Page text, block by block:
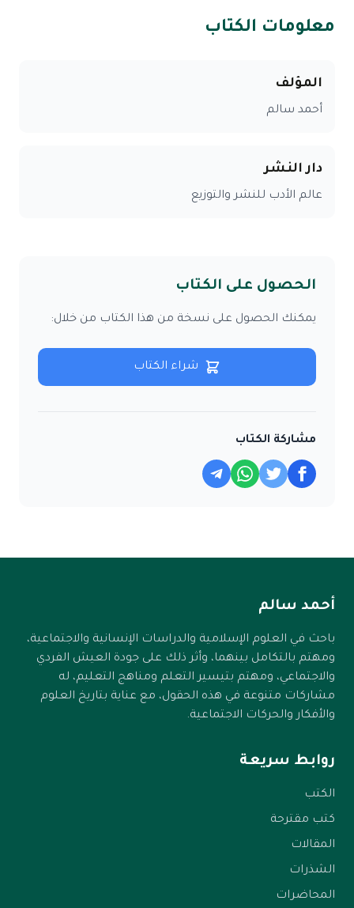
معلومات الكتاب
المؤلف
أحمد سالم
دار النشر
عالم الأدب للنشر والتوزيع
الحصول على الكتاب
يمكنك الحصول على نسخة من هذا الكتاب من خلال:
شراء الكتاب
مشاركة الكتاب
أحمد سالم
باحث في العلوم الإسلامية والدراسات الإنسانية والاجتماعية،
ومهتم بالتكامل بينهما، وأثر ذلك على جودة العيش الفردي
والاجتماعي، ومهتم بتيسير التعلم ومناهج التعليم، له
مشاركات متنوعة في هذه الحقول، مع عناية بتاريخ العلوم
والأفكار والحركات الاجتماعية.
روابط سريعة
الكتب
كتب مقترحة
المقالات
الشذرات
المحاضرات